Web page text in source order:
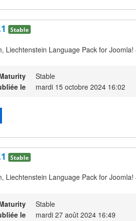
Stable
Liechtenstein Language Pack for Joomla!
Stable
le
mardi 15 octobre 2024 16:02
Stable
Liechtenstein Language Pack for Joomla!
Stable
le
mardi 27 août 2024 16:49